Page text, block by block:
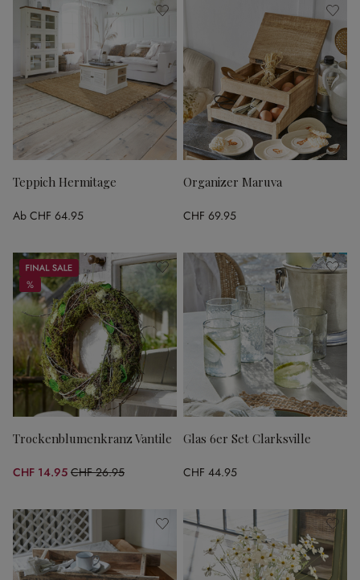
Teppich Hermitage
Ab CHF 64.95
Organizer Maruva
CHF 69.95
Sale
%
%
Trockenblumenkranz Vantile
CHF 14.95 CHF 26.95
(44.53% gespart)
Glas 6er Set Clarksville
CHF 44.95